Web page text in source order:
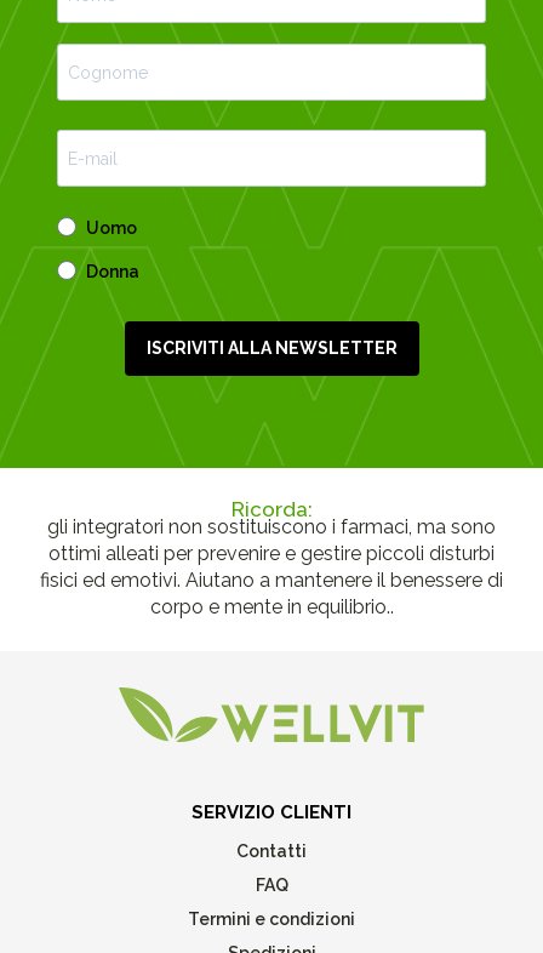
Uomo
Donna
ISCRIVITI ALLA NEWSLETTER
Ricorda:
gli integratori non sostituiscono i farmaci, ma sono
ottimi alleati per prevenire e gestire piccoli disturbi
fisici ed emotivi. Aiutano a mantenere il benessere di
corpo e mente in equilibrio..
SERVIZIO CLIENTI
Contatti
FAQ
Termini e condizioni